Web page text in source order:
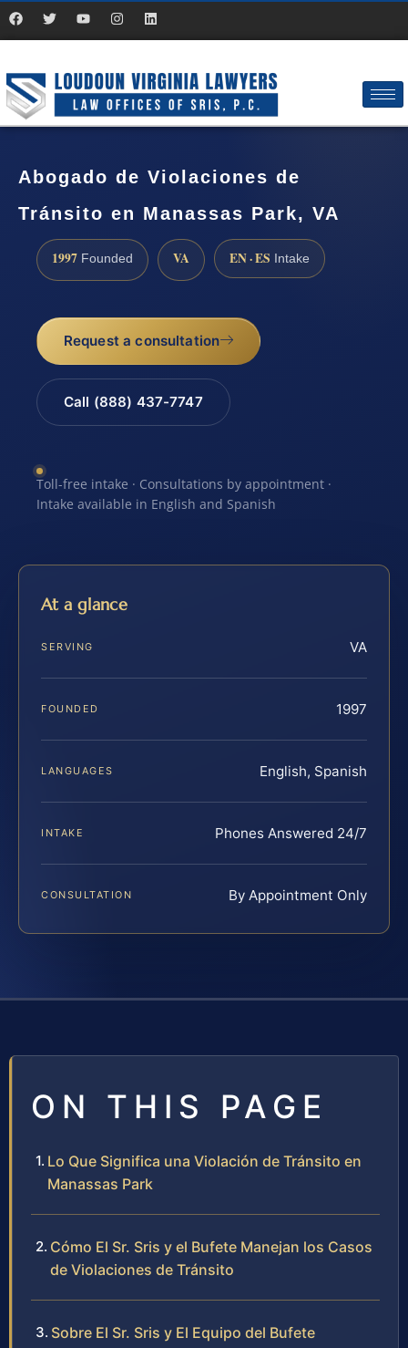
Abogado de Violaciones de
Tránsito en Manassas Park, VA
1997 Founded VA EN · ES Intake
Request a consultation
Call (888) 437-7747
Toll-free intake · Consultations by appointment ·
Intake available in English and Spanish
At a glance
SERVING VA
FOUNDED 1997
LANGUAGES English, Spanish
INTAKE Phones Answered 24/7
CONSULTATION By Appointment Only
ON THIS PAGE
Lo Que Significa una Violación de Tránsito en
Manassas Park
Cómo El Sr. Sris y el Bufete Manejan los Casos
de Violaciones de Tránsito
Sobre El Sr. Sris y El Equipo del Bufete